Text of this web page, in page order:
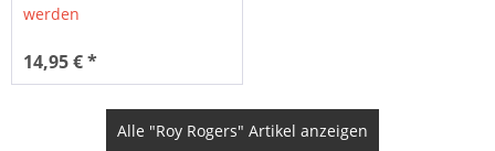
werden
14,95 € *
Alle "Roy Rogers" Artikel anzeigen